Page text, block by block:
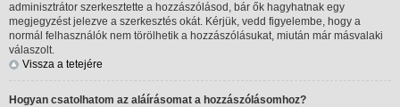
adminisztrátor szerkesztette a hozzászólásod, bár ők hagyhatnak egy
megjegyzést jelezve a szerkesztés okát. Kérjük, vedd figyelembe, hogy a
normál felhasználók nem törölhetik a hozzászólásukat, miután már másvalaki
válaszolt.
Vissza a tetejére
Hogyan csatolhatom az aláírásomat a hozzászólásomhoz?